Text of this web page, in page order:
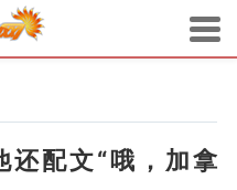
还配文“哦，加拿